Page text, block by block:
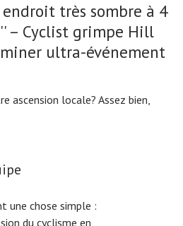
très sombre à 4
– Cyclist grimpe Hill
ultra-événement
ascension locale? Assez bien,
une chose simple :
du cyclisme en